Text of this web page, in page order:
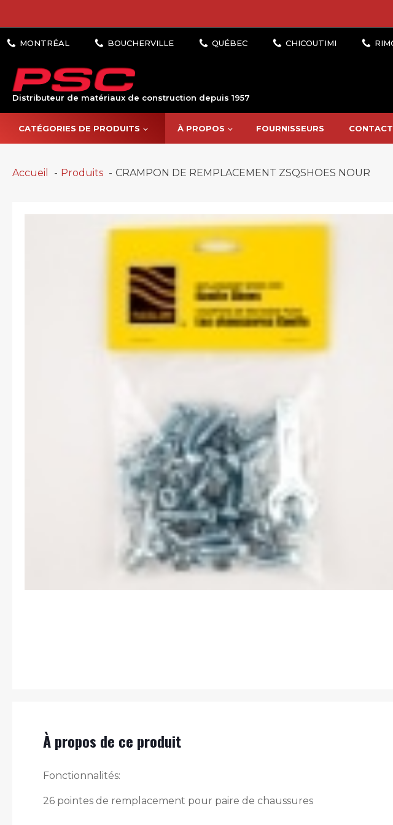
Distributeur de matériaux de construction depuis 1957
CATÉGORIES DE PRODUITS À PROPOS FOURNISSEURS CONTACT
Accueil Produits CRAMPON DE REMPLACEMENT ZSQSHOES NOUR
À propos de ce produit
Fonctionnalités:
26 pointes de remplacement pour paire de chaussures